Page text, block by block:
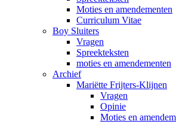
Moties en amendementen
Curriculum Vitae
Boy Sluiters
Vragen
Spreekteksten
moties en amendementen
Archief
Mariëtte Frijters-Klijnen
Vragen
Opinie
Moties en